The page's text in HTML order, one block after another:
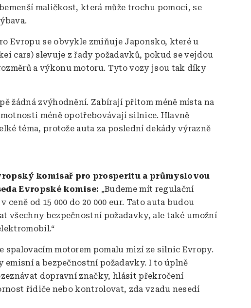
maličkost, která může trochu pomoci, se
Evropu se obvykle zmiňuje Japonsko, které u
cars) slevuje z řady požadavků, pokud se vejdou
a výkonu motoru. Tyto vozy jsou tak díky
žádná zvýhodnění. Zabírají přitom méně místa na
méně opotřebovávají silnice. Hlavně
téma, protože auta za poslední dekády výrazně
komisař pro prosperitu a průmyslovou
Evropské komise: „Budeme mít regulační
ceně od 15 000 do 20 000 eur. Tato auta budou
všechny bezpečnostní požadavky, ale také umožní
spalovacím motorem pomalu mizí ze silnic Evropy.
emisní a bezpečnostní požadavky. I to úplně
dopravní značky, hlásit překročení
řidiče nebo kontrolovat, zda vzadu nesedí